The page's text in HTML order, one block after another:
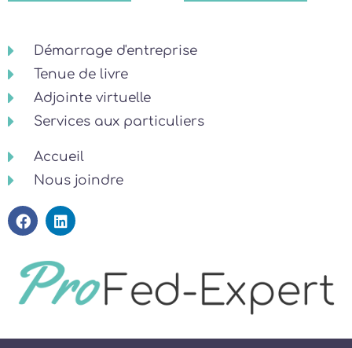
Démarrage d'entreprise
Tenue de livre
Adjointe virtuelle
Services aux particuliers
Accueil
Nous joindre